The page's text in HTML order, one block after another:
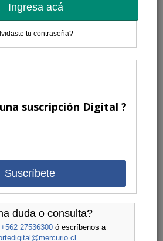
Ingresa acá
tu contraseña?
suscripción Digital ?
Suscríbete
duda o consulta?
+562 27536300ó escríbenos a